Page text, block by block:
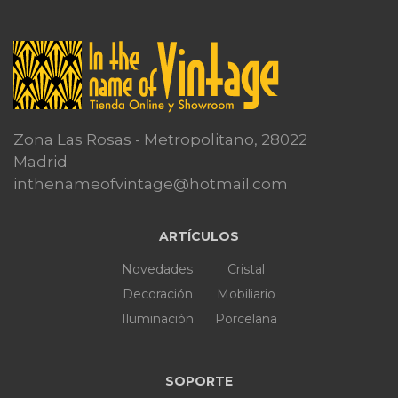
Zona Las Rosas - Metropolitano, 28022
Madrid
inthenameofvintage@hotmail.com
ARTÍCULOS
Novedades
Decoración
Iluminación
Cristal
Mobiliario
Porcelana
SOPORTE